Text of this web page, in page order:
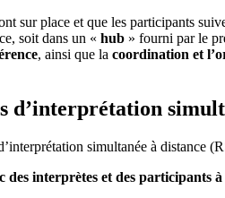
sur place et que les participants
soit dans un « hub » fourni par le
, ainsi que la coordination et
d’interprétation
simultanée à distance
des interprètes et des participants